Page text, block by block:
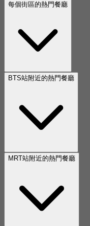
每個街區的熱門餐廳
BTS站附近的熱門餐廳
MRT站附近的熱門餐廳